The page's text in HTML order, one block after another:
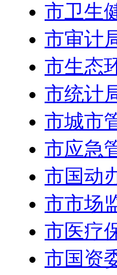
市卫生
市审计
市生态
市统计
市城市
市应急
市国动
市市场
市医疗
市国资